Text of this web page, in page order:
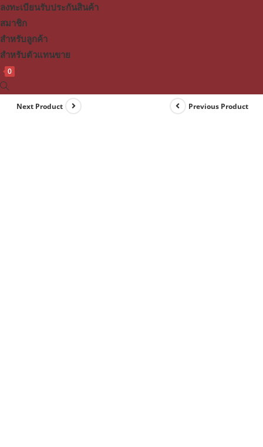
ลงทะเบียนรับประกันสินค้า
สมาชิก
สำหรับลูกค้า
สำหรับตัวแทนขาย
0
Toggle
website
Previous Product
Next Product